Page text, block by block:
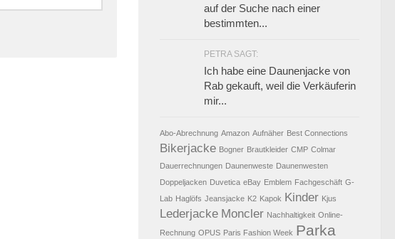
auf der Suche nach einer
bestimmten...
PETRA SAGT:
Ich habe eine Daunenjacke von
Rab gekauft, weil die Verkäuferin
mir...
Abo-Abrechnung Amazon Aufnäher Best Connections
Bikerjacke Bogner Brautkleider CMP Colmar
Dauerrechnungen Daunenweste Daunenwesten
Doppeljacken Duvetica eBay Emblem Fachgeschäft G-
Lab Haglöfs Jeansjacke K2 Kapok Kinder Kjus
Lederjacke Moncler Nachhaltigkeit Online-
Rechnung OPUS Paris Fashion Week Parka